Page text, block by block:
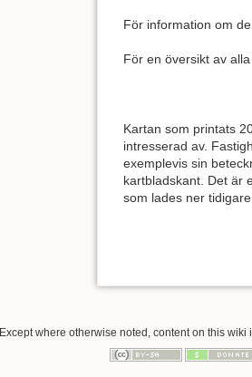
För information om
För en översikt av
Kartan som printats
intresserad av.
exemplevis sin
kartbladskant. Det är
som lades ner
Except where otherwise noted, content on this